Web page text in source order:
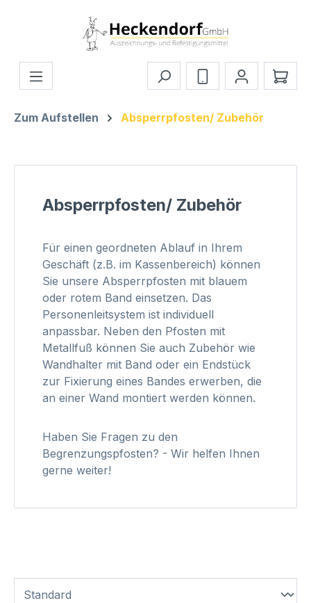
Zum Hauptinhalt springen
Zum Aufstellen Absperrpfosten/ Zubehör
Absperrpfosten/ Zubehör
Für einen geordneten Ablauf in Ihrem
Geschäft (z.B. im Kassenbereich) können
Sie unsere Absperrpfosten mit blauem
oder rotem Band einsetzen. Das
Personenleitsystem ist individuell
anpassbar. Neben den Pfosten mit
Metallfuß können Sie auch Zubehör wie
Wandhalter mit Band oder ein Endstück
zur Fixierung eines Bandes erwerben, die
an einer Wand montiert werden können.
Haben Sie Fragen zu den
Begrenzungspfosten? - Wir helfen Ihnen
gerne weiter!